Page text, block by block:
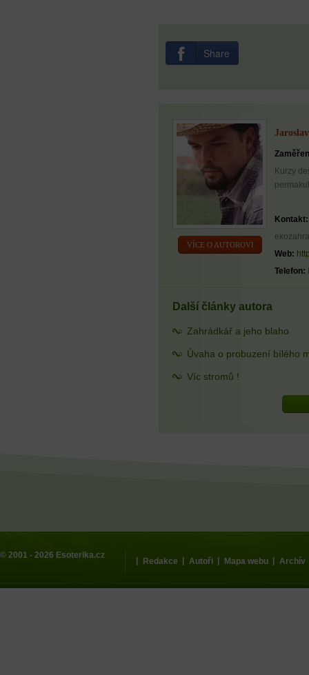
Share
VÍCE O AUTOROVI
Kurzy
Kontakt:
Web:
Telefon:
Další články autora
Zahrádkář a jeho blaho
Úvaha o probuzení bílého
Víc stromů !
© 2001 - 2026 Esoterika.cz
| Redakce | Autoři | Mapa webu | Archív